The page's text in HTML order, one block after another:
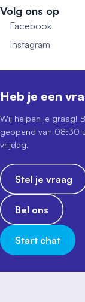
Volg ons op
Facebook
Instagram
Heb je een
Wij helpen je graag!
geopend van 08:30
vrijdag.
Stel je vraag
Bel ons
Start chat